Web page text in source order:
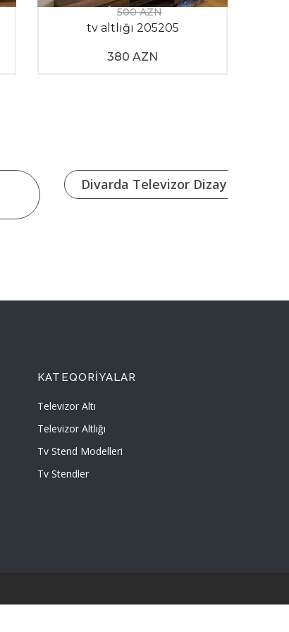
tv altlığı 205205
380 AZN
500 AZN
Divarda Televizor Dizayni
KATEQORIYALAR
Televizor Altı
Televizor Altlığı
Tv Stend Modelleri
Tv Stendler